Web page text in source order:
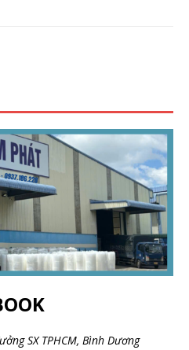
SX TPHCM, Bình Dương